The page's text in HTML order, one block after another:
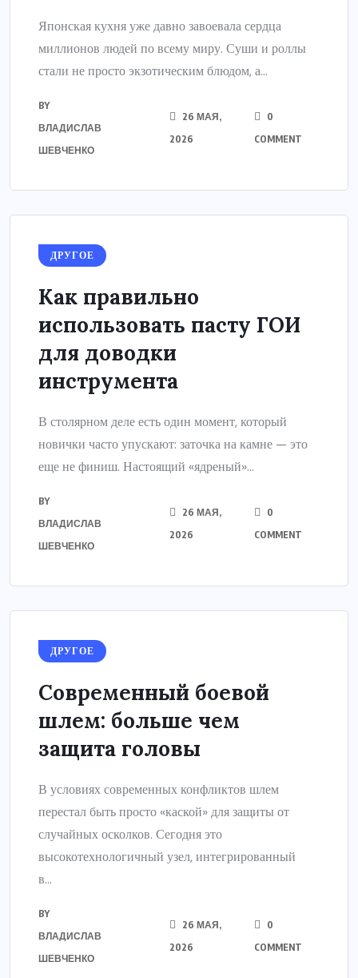
Японская кухня уже давно завоевала сердца
миллионов людей по всему миру. Суши и роллы
стали не просто экзотическим блюдом, а...
BY
ВЛАДИСЛАВ
ШЕВЧЕНКО
26 МАЯ,
2026
0
COMMENT
ДРУГОЕ
Как правильно
использовать пасту ГОИ
для доводки
инструмента
В столярном деле есть один момент, который
новички часто упускают: заточка на камне — это
еще не финиш. Настоящий «ядреный»...
BY
ВЛАДИСЛАВ
ШЕВЧЕНКО
26 МАЯ,
2026
0
COMMENT
ДРУГОЕ
Современный боевой
шлем: больше чем
защита головы
В условиях современных конфликтов шлем
перестал быть просто «каской» для защиты от
случайных осколков. Сегодня это
высокотехнологичный узел, интегрированный
в...
BY
ВЛАДИСЛАВ
ШЕВЧЕНКО
26 МАЯ,
2026
0
COMMENT